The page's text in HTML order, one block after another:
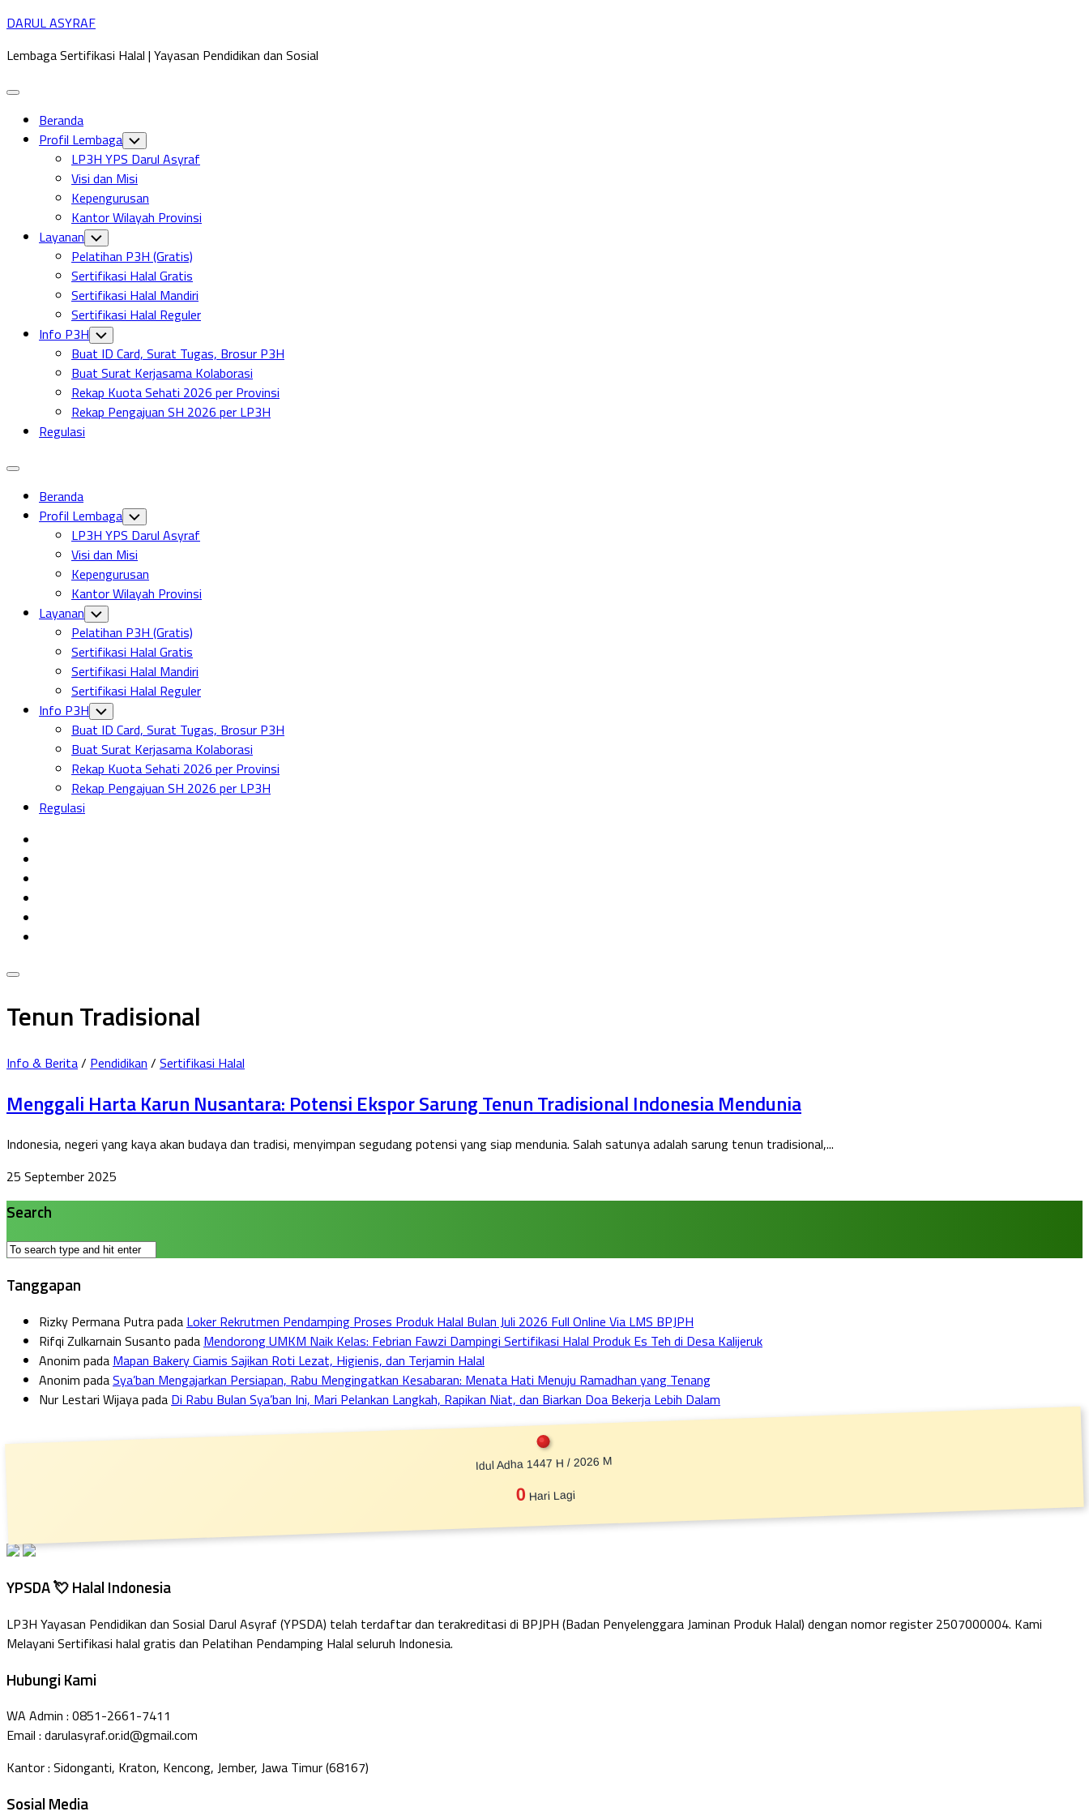
Skip
content
DARUL ASYRAF
Lembaga Sertifikasi Halal | Yayasan Pendidikan dan Sosial
Expand
Beranda
Profil Lembaga Toggle
Child
Menu
LP3H YPS Darul Asyraf
Visi dan Misi
Kepengurusan
Kantor Wilayah Provinsi
Layanan Toggle
Child
Menu
Pelatihan P3H (Gratis)
Sertifikasi Halal Gratis
Sertifikasi Halal Mandiri
Sertifikasi Halal Reguler
Info P3H Toggle
Child
Menu
Buat ID Card, Surat Tugas, Brosur P3H
Buat Surat Kerjasama Kolaborasi
Rekap Kuota Sehati 2026 per Provinsi
Rekap Pengajuan SH 2026 per LP3H
Regulasi
Expand
Beranda
Profil Lembaga Toggle
Child
Menu
LP3H YPS Darul Asyraf
Visi dan Misi
Kepengurusan
Kantor Wilayah Provinsi
Layanan Toggle
Child
Menu
Pelatihan P3H (Gratis)
Sertifikasi Halal Gratis
Sertifikasi Halal Mandiri
Sertifikasi Halal Reguler
Info P3H Toggle
Child
Menu
Buat ID Card, Surat Tugas, Brosur P3H
Buat Surat Kerjasama Kolaborasi
Rekap Kuota Sehati 2026 per Provinsi
Rekap Pengajuan SH 2026 per LP3H
Regulasi
Tenun Tradisional
Info & Berita/ Pendidikan / Sertifikasi Halal
Menggali Harta Karun Nusantara: Potensi Ekspor Sarung Tenun Tradisional Indonesia Mendunia
Indonesia, negeri yang kaya akan budaya dan tradisi, menyimpan segudang potensi yang siap mendunia. Salah satunya adalah sarung tenun tradisional,...
25 September 2025
Search
Tanggapan
Rizky Permana Putrapada Loker Rekrutmen Pendamping Proses Produk Halal Bulan Juli 2026 Full Online Via LMS BPJPH
Rifqi Zulkarnain Susanto pada Mendorong UMKM Naik Kelas: Febrian Fawzi Dampingi Sertifikasi Halal Produk Es Teh di Desa Kalijeruk
Anonim pada Mapan Bakery Ciamis Sajikan Roti Lezat, Higienis, dan Terjamin Halal
Anonim padaSya’ban Mengajarkan Persiapan, Rabu Mengingatkan Kesabaran: Menata Hati Menuju Ramadhan yang Tenang
Nur Lestari Wijayapada Di Rabu Bulan Sya’ban Ini, Mari Pelankan Langkah, Rapikan Niat, dan Biarkan Doa Bekerja Lebih Dalam
Idul Adha 1447 H / 2026 M
0 Hari Lagi
YPSDA 💘 Halal Indonesia
LP3H Yayasan Pendidikan dan Sosial Darul Asyraf (YPSDA) telah terdaftar dan terakreditasi di BPJPH (Badan Penyelenggara Jaminan Produk Halal) dengan nomor register 2507000004. Kami
Melayani Sertifikasi halal gratis dan Pelatihan Pendamping Halal seluruh Indonesia.
Hubungi Kami
WA Admin : 0851-2661-7411
Email : darulasyraf.or.id@gmail.com
Kantor : Sidonganti, Kraton, Kencong, Jember, Jawa Timur (68167)
Sosial Media